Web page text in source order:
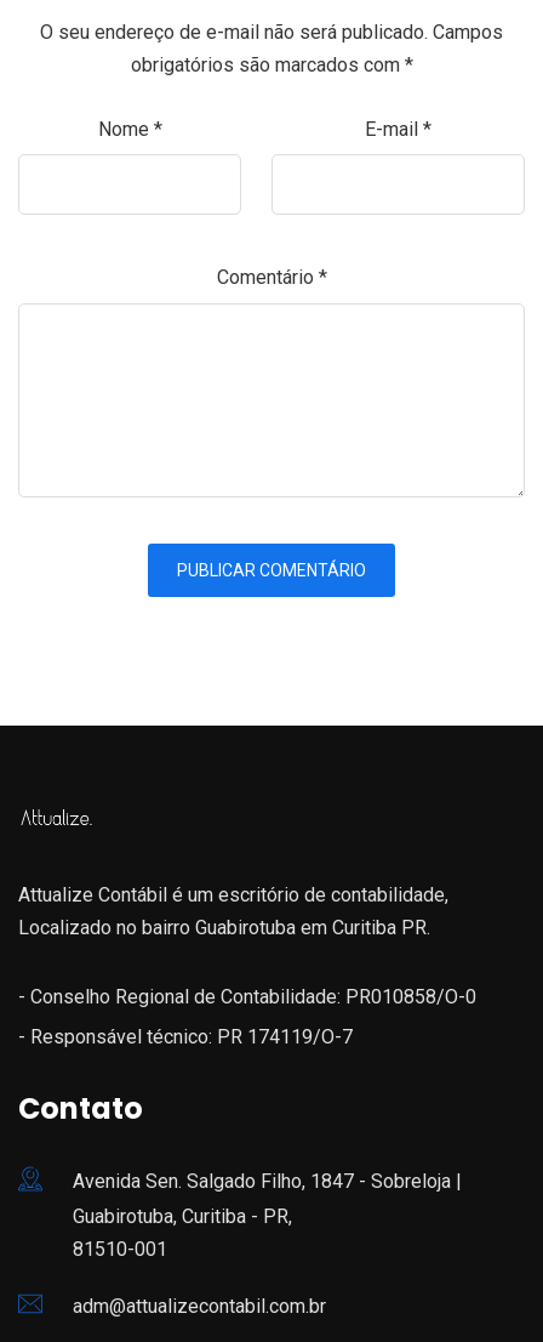
O seu endereço de e-mail não será publicado. Campos
obrigatórios são marcados com *
Nome * E-mail *
Comentário *
Attualize Contábil é um escritório de contabilidade,
Localizado no bairro Guabirotuba em Curitiba PR.
- Conselho Regional de Contabilidade: PR010858/O-0
- Responsável técnico: PR 174119/O-7
Contato
Avenida Sen. Salgado Filho, 1847 - Sobreloja |
Guabirotuba, Curitiba - PR,
81510-001
adm@attualizecontabil.com.br